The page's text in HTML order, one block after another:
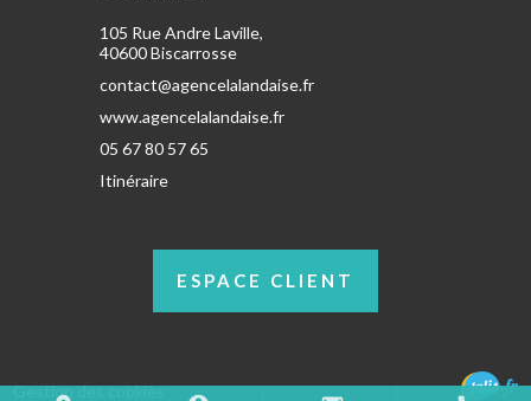
105 Rue Andre Laville,
40600 Biscarrosse
contact@agencelalandaise.fr
www.agencelalandaise.fr
05 67 80 57 65
Itinéraire
ESPACE CLIENT
Gestion des cookies